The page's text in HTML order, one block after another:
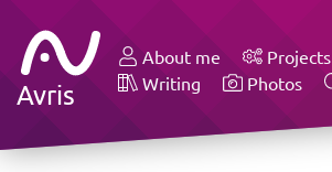
Avris
About me Projects
Writing
Photos